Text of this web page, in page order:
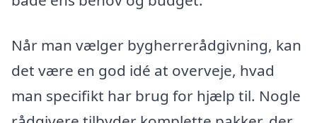
Når man vælger bygherrerådgivning, kan
det være en god idé at overveje, hvad
man specifikt har brug for hjælp til. Nogle